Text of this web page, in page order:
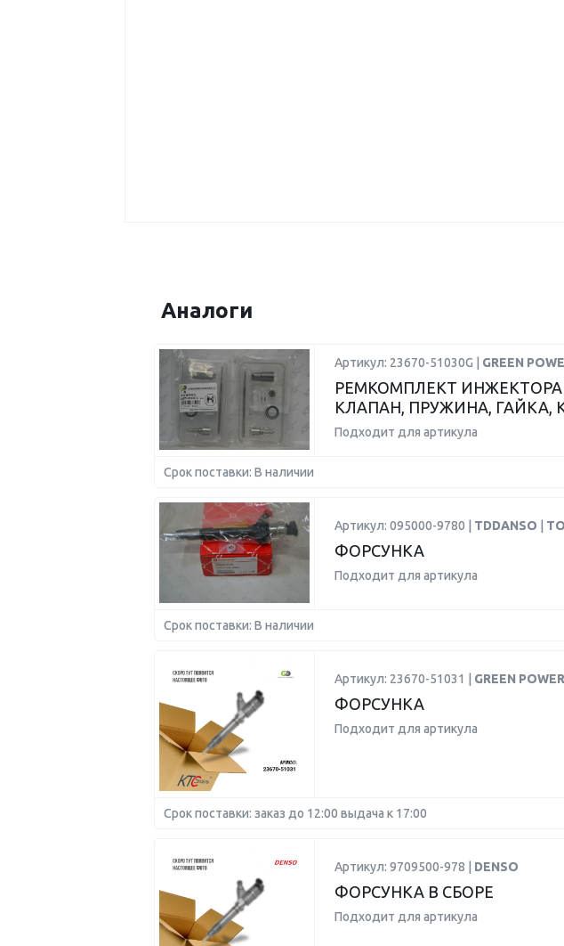
Аналоги
Артикул: 23670-51030G | GREEN
РЕМКОМПЛЕКТ
КЛАПАН, ПРУЖИНА, ГАЙКА,
Подходит для артикула
Срок поставки: В наличии
Артикул: 095000-9780 | TDDANSO
ФОРСУНКА
Подходит для артикула
Срок поставки: В наличии
Артикул: 23670-51031 | GREEN POWER
ФОРСУНКА
Подходит для артикула
Срок поставки: заказ до 12:00 выдача к 17:00
Артикул: 9709500-978 | DENSO
ФОРСУНКА В СБОРЕ
Подходит для артикула